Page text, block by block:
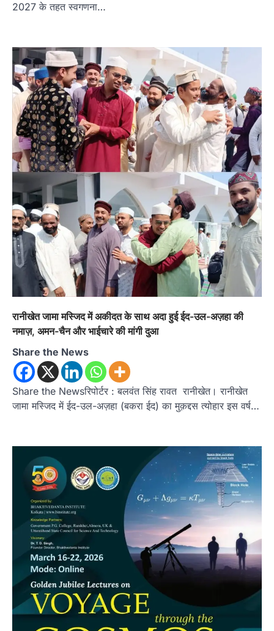
2027 के तहत स्वगणना…
रानीखेत जामा मस्जिद में अकीदत के साथ अदा हुई ईद-उल-अज़हा की
नमाज़, अमन-चैन और भाईचारे की मांगी दुआ
Share the News
Share the Newsरिपोर्टर : बलवंत सिंह रावत रानीखेत। रानीखेत
जामा मस्जिद में ईद-उल-अज़हा (बकरा ईद) का मुक़द्दस त्योहार इस वर्ष…
तुला सिंह तड़ियाल की पुस्तक ‘संघर्षों भरा
सफर’ का भव्य विमोचन, जन आंदोलनों के
इतिहास को सहेजने का प्रयास
Admin August 9, 2026
अल्मोड़ा उत्तराखण्ड
इंटर-एपीएस सेंट्रल कमांड चेस क्लस्टर-2 में
याग्यिका कुंद्रा ने लहराया परचम, अंडर-14 वर्ग
में हासिल किया प्रथम स्थान
Admin August 8, 2026
रानीखेत। आर्मी पब्लिक स्कूल रानीखेत की प्रतिभाशाली
छात्रा याग्यिका कुंद्रा ने अपनी शानदार शतरंज प्रतिभा…
कुमाऊं
हल्द्वानी में खड़गे का हुंकार, नौकरियों से लेकर
संविधान और भ्रष्टाचार तक भाजपा को घेरा
August 8, 2026